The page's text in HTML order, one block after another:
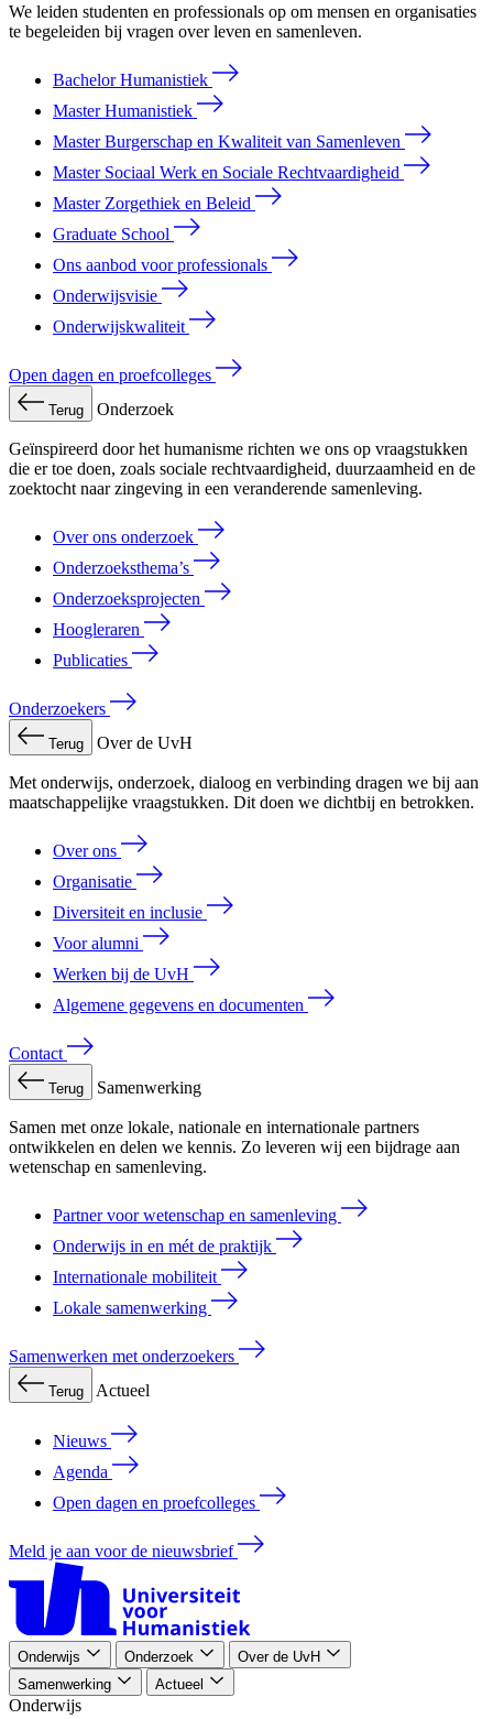
We leiden studenten en professionals op om mensen en organisaties
te begeleiden bij vragen over leven en samenleven.
Bachelor Humanistiek
Master Humanistiek
Master Burgerschap en Kwaliteit van Samenleven
Master Sociaal Werk en Sociale Rechtvaardigheid
Master Zorgethiek en Beleid
Graduate School
Ons aanbod voor professionals
Onderwijsvisie
Onderwijskwaliteit
Open dagen en proefcolleges
Terug Onderzoek
Geïnspireerd door het humanisme richten we ons op vraagstukken
die er toe doen, zoals sociale rechtvaardigheid, duurzaamheid en de
zoektocht naar zingeving in een veranderende samenleving.
Over ons onderzoek
Onderzoeksthema’s
Onderzoeksprojecten
Hoogleraren
Publicaties
Onderzoekers
Terug Over de UvH
Met onderwijs, onderzoek, dialoog en verbinding dragen we bij aan
maatschappelijke vraagstukken. Dit doen we dichtbij en betrokken.
Over ons
Organisatie
Diversiteit en inclusie
Voor alumni
Werken bij de UvH
Algemene gegevens en documenten
Contact
Terug Samenwerking
Samen met onze lokale, nationale en internationale partners
ontwikkelen en delen we kennis. Zo leveren wij een bijdrage aan
wetenschap en samenleving.
Partner voor wetenschap en samenleving
Onderwijs in en mét de praktijk
Internationale mobiliteit
Lokale samenwerking
Samenwerken met onderzoekers
Terug Actueel
Nieuws
Agenda
Open dagen en proefcolleges
Meld je aan voor de nieuwsbrief
Onderwijs Onderzoek
Over de UvH
Samenwerking
Actueel
Onderwijs